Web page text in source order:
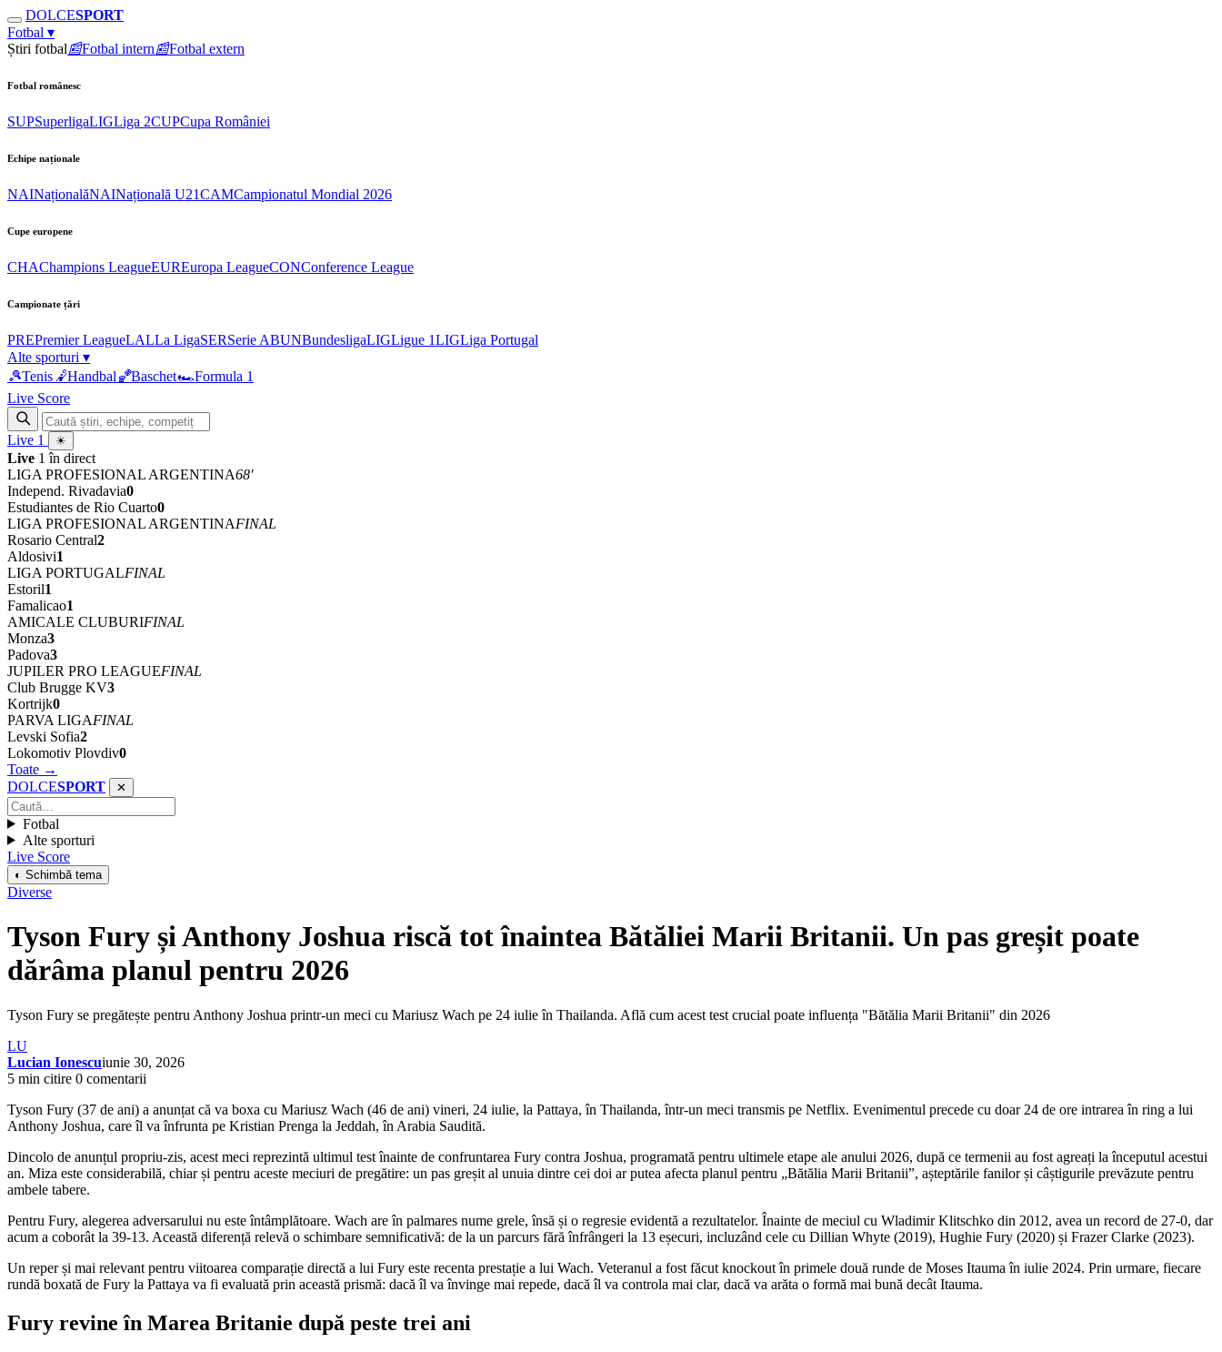
DOLCESPORT
Fotbal ▾
Știri fotbal📰Fotbal intern📰Fotbal extern
Fotbal românesc
SUPSuperligaLIGLiga 2CUPCupa României
Echipe naționale
NAINaționalăNAINațională U21CAMCampionatul Mondial 2026
Cupe europene
CHAChampions LeagueEUREuropa LeagueCONConference League
Campionate țări
PREPremier LeagueLALLa LigaSERSerie ABUNBundesligaLIGLigue 1LIGLiga Portugal
Alte sporturi ▾
🎾Tenis 🤾Handbal🏀Baschet🏎Formula 1
Live Score
Live 1 ☀
Live 1 în direct
LIGA PROFESIONAL ARGENTINA68'
Independ. Rivadavia0
Estudiantes de Rio Cuarto0
LIGA PROFESIONAL ARGENTINAFINAL
Rosario Central2
Aldosivi1
LIGA PORTUGALFINAL
Estoril1
Famalicao1
AMICALE CLUBURIFINAL
Monza3
Padova3
JUPILER PRO LEAGUEFINAL
Club Brugge KV3
Kortrijk0
PARVA LIGAFINAL
Levski Sofia2
Lokomotiv Plovdiv0
Toate →
DOLCESPORT ✕
Fotbal
Alte sporturi
Live Score
◐ Schimbă tema
Diverse
Tyson Fury și Anthony Joshua riscă tot înaintea Bătăliei Marii Britanii. Un pas greșit poate
dărâma planul pentru 2026
Tyson Fury se pregătește pentru Anthony Joshua printr-un meci cu Mariusz Wach pe 24 iulie în Thailanda. Află cum acest test crucial poate influența "Bătălia Marii Britanii" din 2026
LU
Lucian Ionescuiunie 30, 2026
5 min citire 0 comentarii
Tyson Fury (37 de ani) a anunțat că va boxa cu Mariusz Wach (46 de ani) vineri, 24 iulie, la Pattaya, în Thailanda, într-un meci transmis pe Netflix. Evenimentul precede cu doar 24 de ore intrarea în ring a lui
Anthony Joshua, care îl va înfrunta pe Kristian Prenga la Jeddah, în Arabia Saudită.
Dincolo de anunțul propriu-zis, acest meci reprezintă ultimul test înainte de confruntarea Fury contra Joshua, programată pentru ultimele etape ale anului 2026, după ce termenii au fost agreați la începutul acestui
an. Miza este considerabilă, chiar și pentru aceste meciuri de pregătire: un pas greșit al unuia dintre cei doi ar putea afecta planul pentru „Bătălia Marii Britanii”, așteptările fanilor și câștigurile prevăzute pentru
ambele tabere.
Pentru Fury, alegerea adversarului nu este întâmplătoare. Wach are în palmares nume grele, însă și o regresie evidentă a rezultatelor. Înainte de meciul cu Wladimir Klitschko din 2012, avea un record de 27-0, dar
acum a coborât la 39-13. Această diferență relevă o schimbare semnificativă: de la un parcurs fără înfrângeri la 13 eșecuri, incluzând cele cu Dillian Whyte (2019), Hughie Fury (2020) și Frazer Clarke (2023).
Un reper și mai relevant pentru viitoarea comparație directă a lui Fury este recenta prestație a lui Wach. Veteranul a fost făcut knockout în primele două runde de Moses Itauma în iulie 2024. Prin urmare, fiecare
rundă boxată de Fury la Pattaya va fi evaluată prin această prismă: dacă îl va învinge mai repede, dacă îl va controla mai clar, dacă va arăta o formă mai bună decât Itauma.
Fury revine în Marea Britanie după peste trei ani